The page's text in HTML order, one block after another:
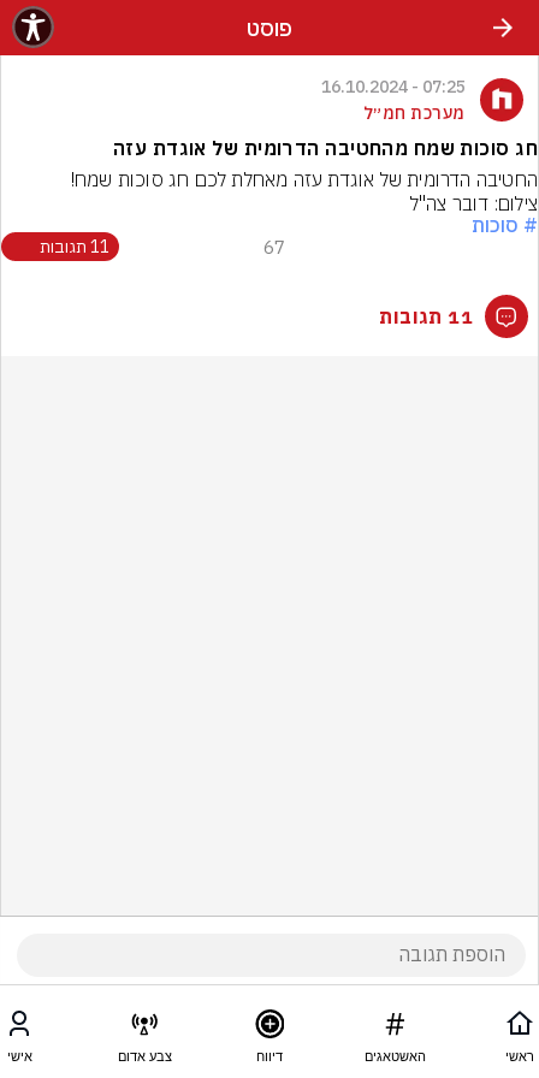
פוסט
07:25 - 16.10.2024
מערכת חמ״ל
חג סוכות שמח מהחטיבה הדרומית של אוגדת עזה
החטיבה הדרומית של אוגדת עזה מאחלת לכם חג סוכות שמח!
צילום: דובר צה"ל
# סוכות
67 11 תגובות
11 תגובות
ראשי האשטאגים דיווח צבע אדום אישי